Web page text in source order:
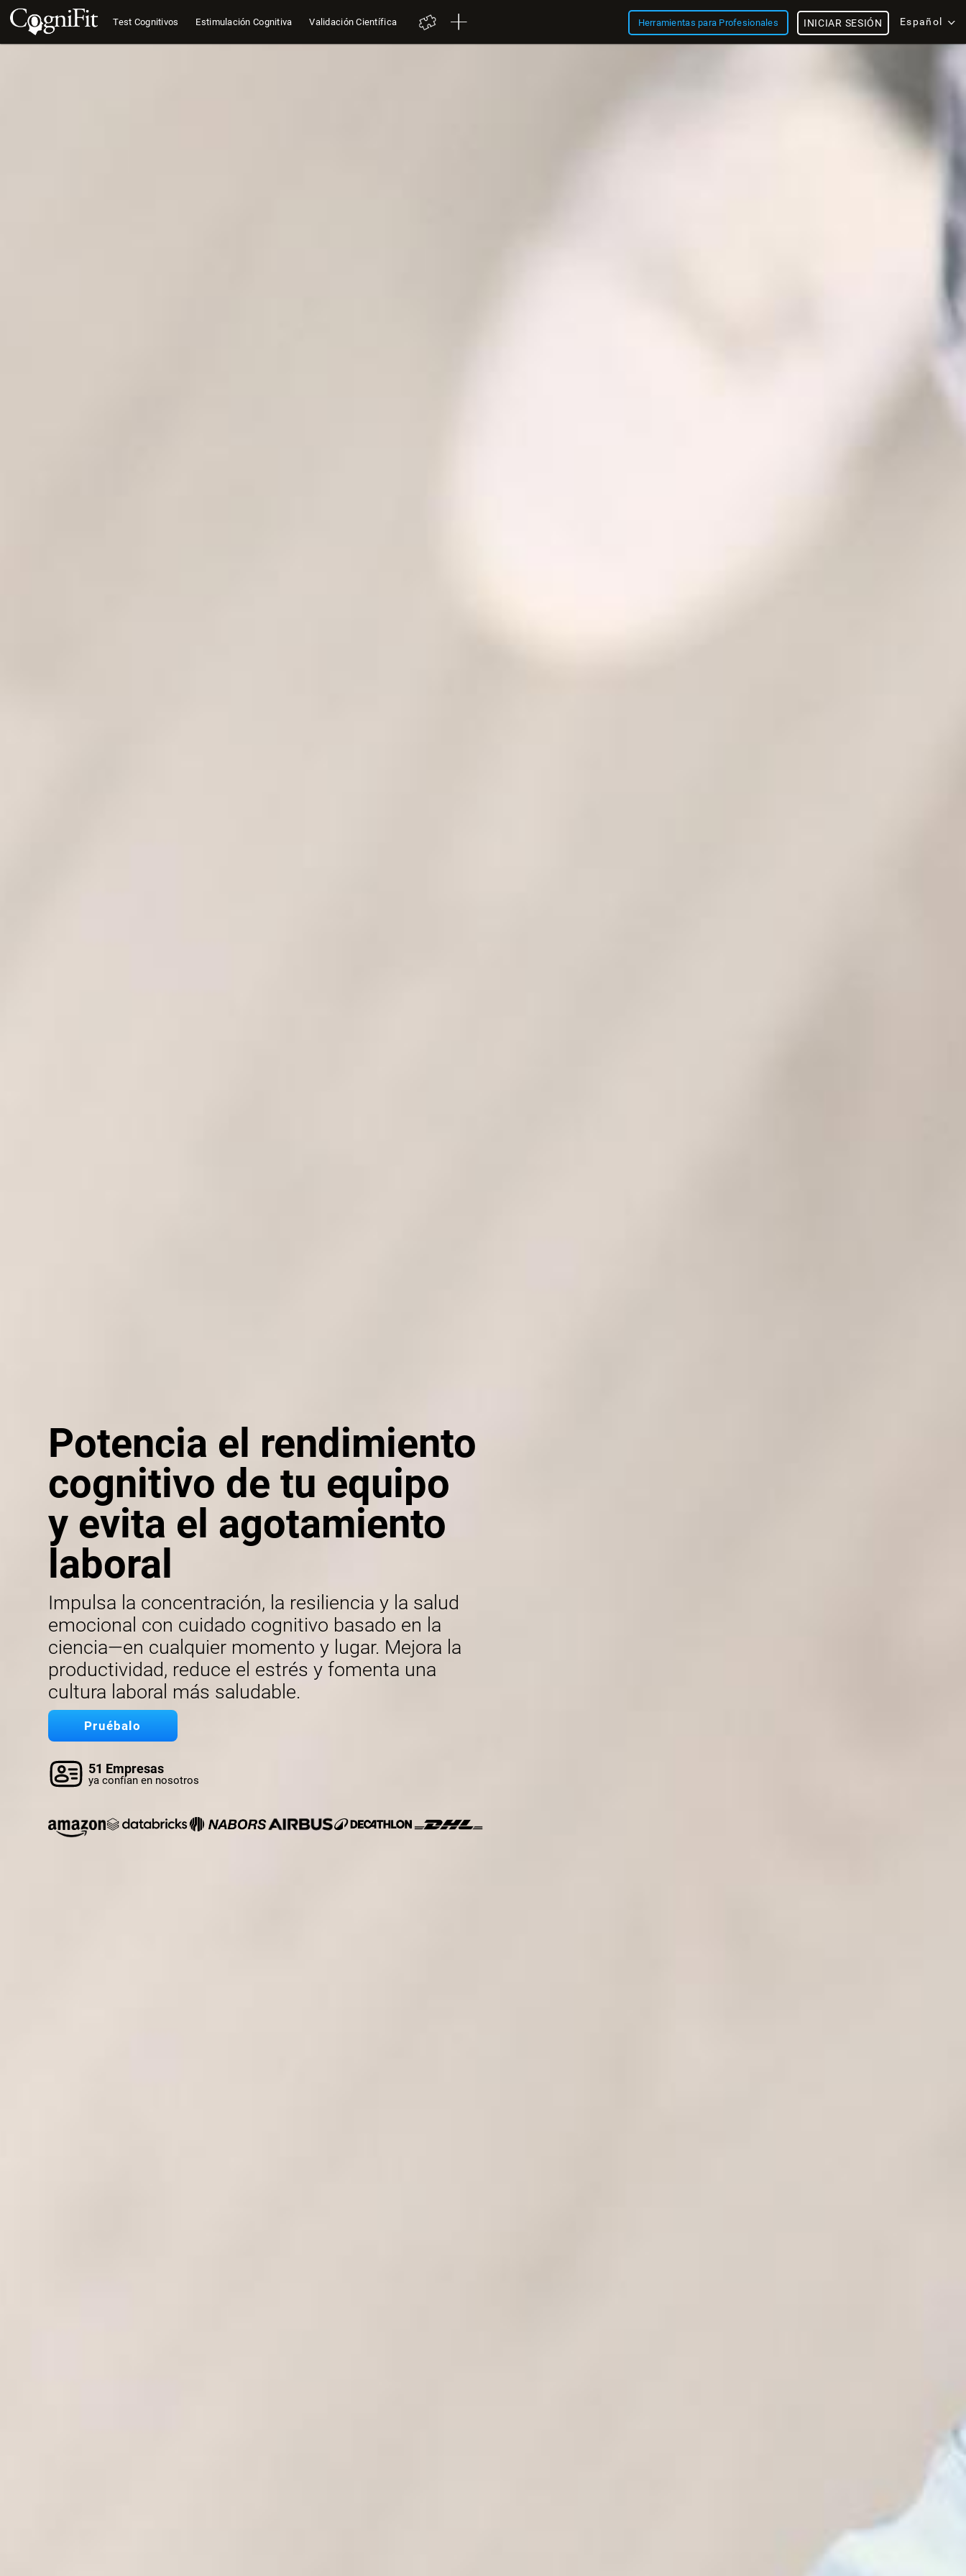
Test Cognitivos Estimulación Cognitiva Validación Científica Herramientas para Profesionales Español
INICIAR SESIÓN
Potencia el rendimiento
cognitivo de tu equipo
y evita el agotamiento
laboral
Impulsa la concentración, la resiliencia y la salud
emocional con cuidado cognitivo basado en la
ciencia—en cualquier momento y lugar. Mejora la
productividad, reduce el estrés y fomenta una
cultura laboral más saludable.
Pruébalo
51 Empresas
ya confían en nosotros